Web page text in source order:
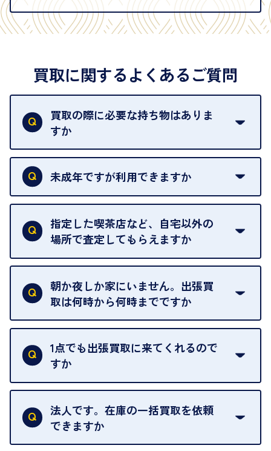
買取に関するよくあるご質問
買取の際に必要な持ち物はありま
すか
本人確認書類をご用意ください。ご利用になれる書
類はこちらをご確認ください。
未成年ですが利用できますか
18歳未満の方は、保護者の同意があってもご利用い
ただけません。
指定した喫茶店など、自宅以外の
場所で査定してもらえますか
ご自宅以外での査定はお引き受けできません。ご指
定のお店や、ほかのお客様への迷惑となることが考
えられるためです。
朝か夜しか家にいません。出張買
取は何時から何時までですか
ご訪問可能時間は、10時から19時です。
ただし、お品物の種類や量によっては対応させてい
ただくことがあります。
1点でも出張買取に来てくれるので
すか
はい。1点でもお伺いします。
法人です。在庫の一括買取を依頼
できますか